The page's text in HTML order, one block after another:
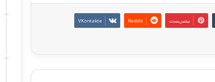
بينتيريست